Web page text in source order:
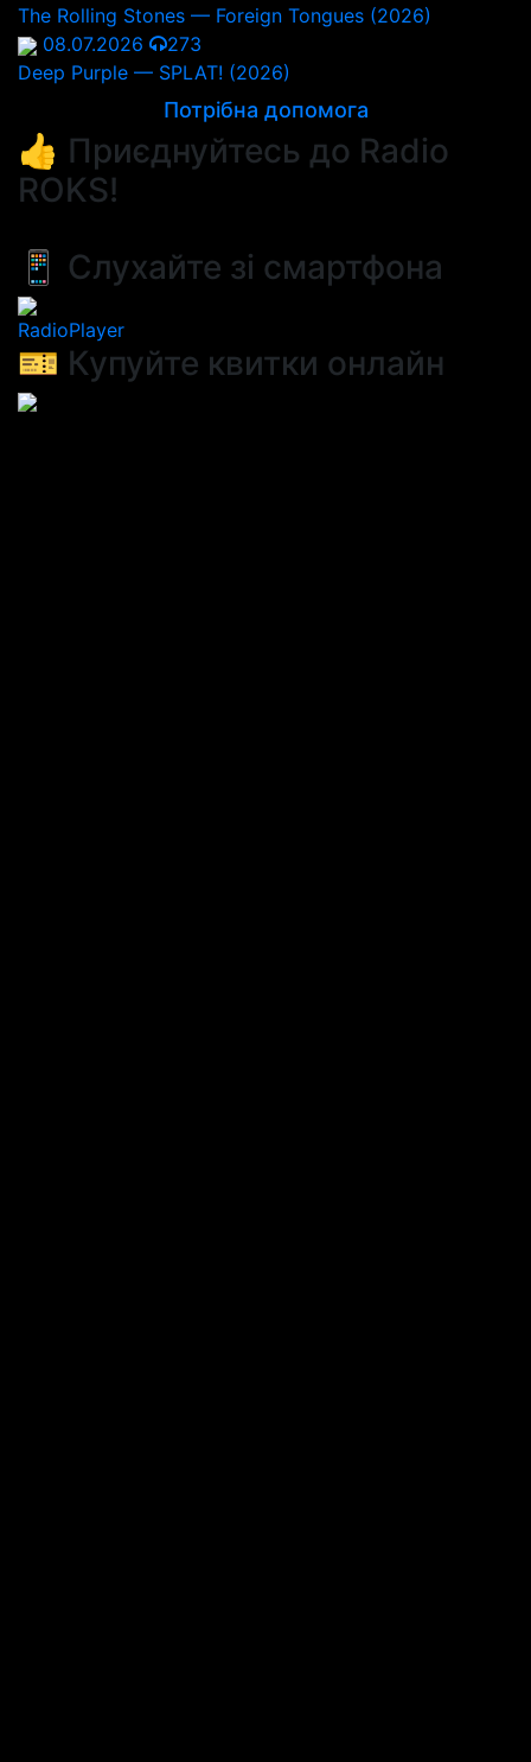
The Rolling Stones — Foreign Tongues (2026)
08.07.2026
273
Deep Purple — SPLAT! (2026)
Потрібна допомога
👍 Приєднуйтесь до Radio
ROKS!
📱 Слухайте зі смартфона
RadioPlayer
🎫 Купуйте квитки онлайн